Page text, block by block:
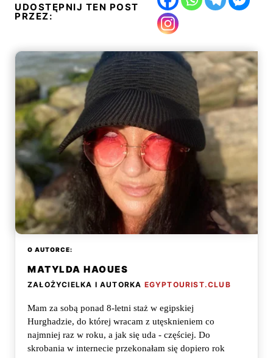
UDOSTĘPNIJ TEN POST
PRZEZ:
O AUTORCE:
MATYLDA HAOUES
ZAŁOŻYCIELKA I AUTORKA EGYPTOURIST.CLUB
Mam za sobą ponad 8-letni staż w egipskiej
Hurghadzie, do której wracam z utęsknieniem co
najmniej raz w roku, a jak się uda - częściej. Do
skrobania w internecie przekonałam się dopiero rok